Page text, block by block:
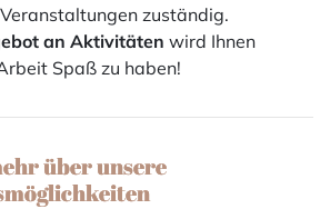
zuständig.
an Aktivitäten wird Ihnen
Spaß zu haben!
über unsere